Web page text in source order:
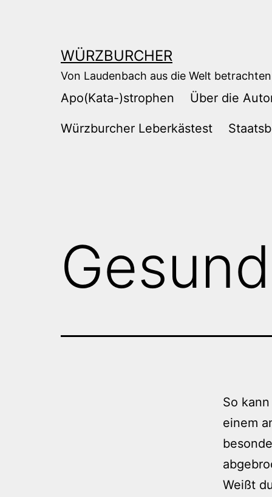
WÜRZBURCHER
Von Laudenbach aus die Welt betrachten
Apo(Kata-)strophen Über die
Würzburcher Leberkästest
So
einem
Weißt